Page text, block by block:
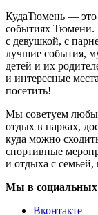
КудаТюмень — это
событиях Тюмени.
с девушкой, с
лучшие события,
детей и их
и интересные
посетить!
Мы советуем
отдых в парках,
куда можно
спортивные
и отдыха с семьей,
Мы в социальных
Вконтакте